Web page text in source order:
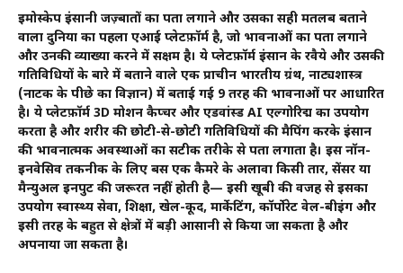
इमोस्केप इंसानी जज़्बातों का पता लगाने और उसका सही मतलब बताने
वाला दुनिया का पहला एआई प्लेटफ़ॉर्म है, जो भावनाओं का पता लगाने
और उनकी व्याख्या करने में सक्षम है। ये प्लेटफ़ॉर्म इंसान के रवैये और उसकी
गतिविधियों के बारे में बताने वाले एक प्राचीन भारतीय ग्रंथ, नाट्यशास्त्र
(नाटक के पीछे का विज्ञान) में बताई गई 9 तरह की भावनाओं पर आधारित
है। ये प्लेटफ़ॉर्म 3D मोशन कैप्चर और एडवांस्ड AI एल्गोरिद्म का उपयोग
करता है और शरीर की छोटी-से-छोटी गतिविधियों की मैपिंग करके इंसान
की भावनात्मक अवस्थाओं का सटीक तरीके से पता लगाता है। इस नॉन-
इनवेसिव तकनीक के लिए बस एक कैमरे के अलावा किसी तार, सेंसर या
मैन्युअल इनपुट की जरूरत नहीं होती है— इसी खूबी की वजह से इसका
उपयोग स्वास्थ्य सेवा, शिक्षा, खेल-कूद, मार्केटिंग, कॉर्पोरेट वेल-बीइंग और
इसी तरह के बहुत से क्षेत्रों में बड़ी आसानी से किया जा सकता है और
अपनाया जा सकता है।